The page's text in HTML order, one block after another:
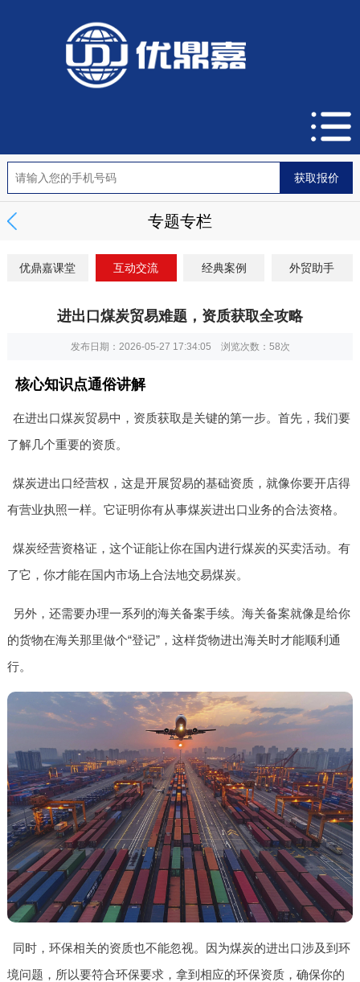
专题专栏
优鼎嘉课堂 互动交流 经典案例 外贸助手
进出口煤炭贸易难题，资质获取全攻略
发布日期：2026-05-27 17:34:05 浏览次数： 58次
核心知识点通俗讲解
在进出口煤炭贸易中，资质获取是关键的第一步。首先，我们要
了解几个重要的资质。
煤炭进出口经营权，这是开展贸易的基础资质，就像你要开店得
有营业执照一样。它证明你有从事煤炭进出口业务的合法资格。
煤炭经营资格证，这个证能让你在国内进行煤炭的买卖活动。有
了它，你才能在国内市场上合法地交易煤炭。
另外，还需要办理一系列的海关备案手续。海关备案就像是给你
的货物在海关那里做个“登记”，这样货物进出海关时才能顺利通
行。
同时，环保相关的资质也不能忽视。因为煤炭的进出口涉及到环
境问题，所以要符合环保要求，拿到相应的环保资质，确保你的